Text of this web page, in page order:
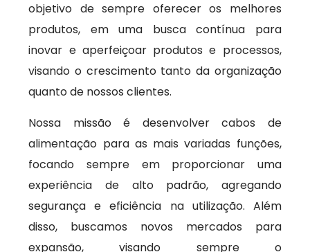
objetivo de sempre oferecer os melhores
produtos, em uma busca contínua para
inovar e aperfeiçoar produtos e processos,
visando o crescimento tanto da organização
quanto de nossos clientes.
Nossa missão é desenvolver cabos de
alimentação para as mais variadas funções,
focando sempre em proporcionar uma
experiência de alto padrão, agregando
segurança e eficiência na utilização. Além
disso, buscamos novos mercados para
expansão, visando sempre o